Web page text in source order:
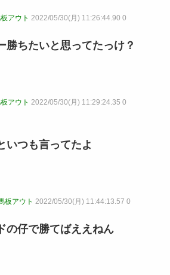
アウト 2022/05/30(月) 11:26:44.90 0
勝ちたいと思ってたっけ？
アウト 2022/05/30(月) 11:29:24.35 0
いつも言ってたよ
板アウト 2022/05/30(月) 11:44:13.57 0
の仔で勝てばええねん